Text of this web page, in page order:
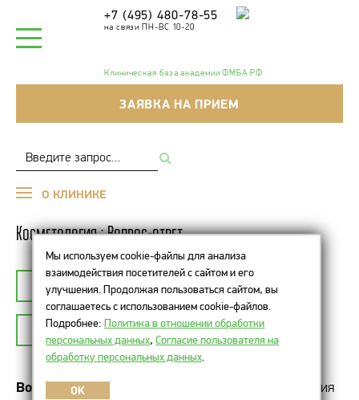
+7 (495) 480-78-55
на связи ПН-ВС 10-20
Клиническая база академии ФМБА РФ
ЗАЯВКА НА ПРИЕМ
О КЛИНИКЕ
Косметология : Вопрос-ответ
К СПИСКУ ТЕМ КОСМЕТОЛОГИЯ
ЗАДАТЬ ВОПРОС
Вопрос: Здравствуйте. После 10 посещений солярия
Мы используем cookie-файлы для анализа
взаимодействия посетителей с сайтом и его
улучшения. Продолжая пользоваться сайтом, вы
соглашаетесь с использованием cookie-файлов.
Подробнее:Политика в отношении обработки
персональных данных,Согласие пользователя на
обработку персональных данных
OK